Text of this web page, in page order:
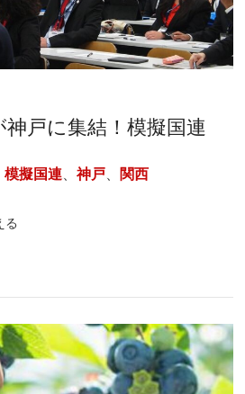
戸に集結！模擬国連
模擬国連、神戸、関西
る